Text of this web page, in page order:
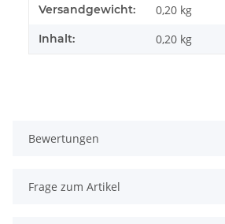
Produkteigenschaft
Wert
Versandgewicht: 0,20 kg
Inhalt: 0,20 kg
Bewertungen
Frage zum Artikel